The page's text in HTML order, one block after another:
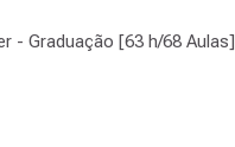
- Graduação [63 h/68 Aulas]